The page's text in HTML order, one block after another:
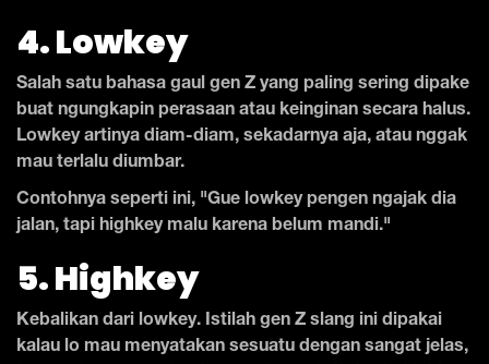
4. Lowkey
Salah satu bahasa gaul gen Z yang paling sering dipake
buat ngungkapin perasaan atau keinginan secara halus.
Lowkey artinya diam-diam, sekadarnya aja, atau nggak
mau terlalu diumbar.
Contohnya seperti ini, "Gue lowkey pengen ngajak dia
jalan, tapi highkey malu karena belum mandi."
5. Highkey
Kebalikan dari lowkey. Istilah gen Z slang ini dipakai
kalau lo mau menyatakan sesuatu dengan sangat jelas,